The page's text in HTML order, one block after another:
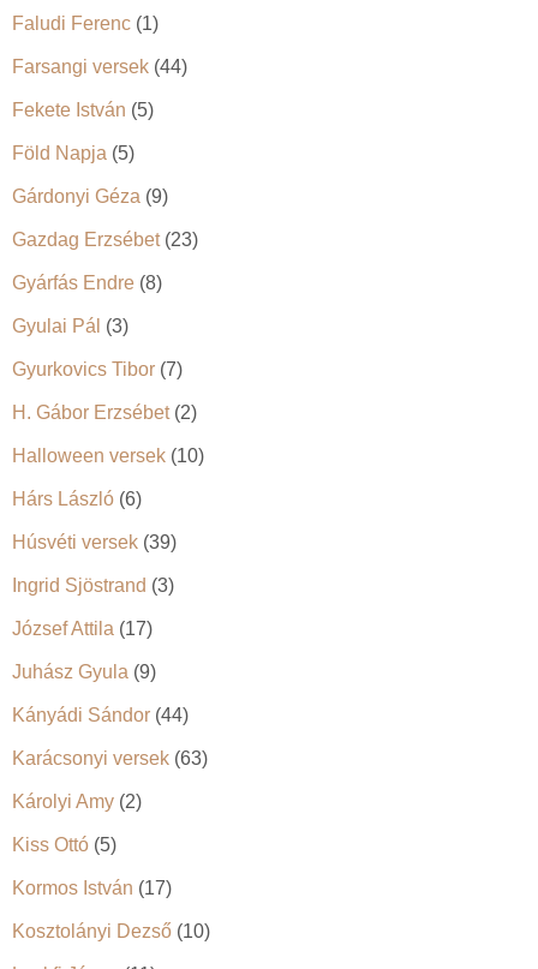
Faludi Ferenc (1)
Farsangi versek (44)
Fekete István (5)
Föld Napja (5)
Gárdonyi Géza (9)
Gazdag Erzsébet(23)
Gyárfás Endre (8)
Gyulai Pál (3)
Gyurkovics Tibor (7)
H. Gábor Erzsébet(2)
Halloween versek (10)
Hárs László (6)
Húsvéti versek (39)
Ingrid Sjöstrand (3)
József Attila (17)
Juhász Gyula (9)
Kányádi Sándor (44)
Karácsonyi versek (63)
Károlyi Amy (2)
Kiss Ottó (5)
Kormos István (17)
Kosztolányi Dezső (10)